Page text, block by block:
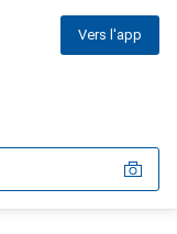
Vers l'app